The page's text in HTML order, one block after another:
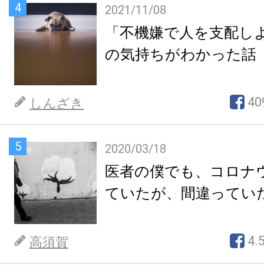
4 2021/11/08
「不機嫌で人を支配し
の気持ちがわかった話
しんざき
5 2020/03/18
医者の僕でも、コロナ
ていたが、間違ってい
高須賀